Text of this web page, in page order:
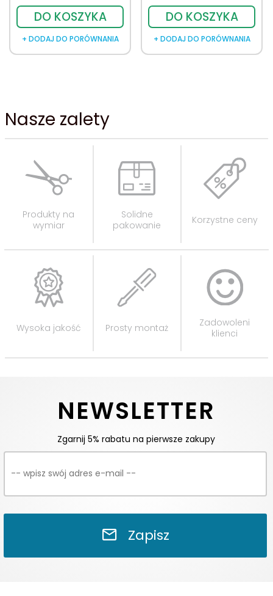
DO KOSZYKA
+ DODAJ DO PORÓWNANIA
DO KOSZYKA
+ DODAJ DO PORÓWNANIA
Nasze zalety
Produkty na
wymiar
Solidne
pakowanie
Korzystne ceny
Wysoka jakość Prosty montaż
Zadowoleni
klienci
NEWSLETTER
Zgarnij 5% rabatu na pierwsze zakupy
Zapisz